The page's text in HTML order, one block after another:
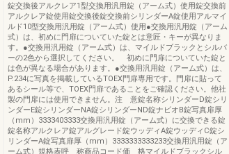
錠交換後アルクレア1型交換用汎用錠（アーム式）使用錠交換前
アルクレア錠使用錠交換後錠交換前シリンダーA錠使用アルマイ
ルド10型交換用汎用錠（アーム式）使用●交換用汎用錠（アーム
式）は、初めに門扉についていた錠とは意匠・キーが異なりま
す。●交換用汎用錠（アーム式）は、マイルドブラックとシルバ
ーの2色から選択してください。 初めに門扉についていた錠と
は色が異なる場合があります。●交換用汎用錠（アーム式）は、
P.234に写真を掲載しているTOEX門扉専用です。門扉に貼って
あるシール等で、TOEX門扉であることをご確認ください。他社
製の門扉には使用できません。注 意錠名称シリンダーD錠シリ
ンダーE錠シリンダーNA錠シリンダーND錠ナビオB錠写真扉厚
（mm）3333403333交換用汎用錠（アーム式）に交換できる錠
錠名称アルクレア錠アルグレード錠ウッディA錠ウッディC錠シ
リンダーA錠写真扉厚（mm）3333333333233交換用汎用錠（ア
ーム式）規格表呼 称商品コード価 格マイルドブラックシル